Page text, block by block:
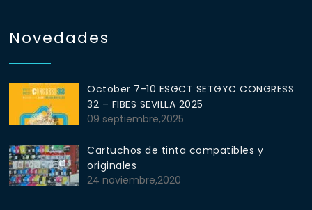
Novedades
October 7-10 ESGCT SETGYC CONGRESS
32 – FIBES SEVILLA 2025
09 septiembre,2025
Cartuchos de tinta compatibles y
originales
24 noviembre,2020